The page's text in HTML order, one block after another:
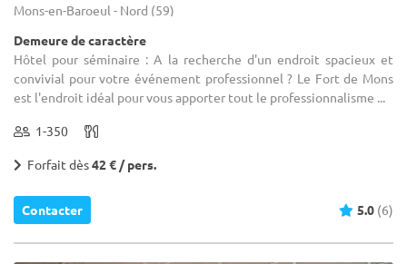
Mons-en-Baroeul - Nord (59)
Demeure de caractère
Hôtel pour séminaire : A la recherche d'un endroit spacieux et
convivial pour votre événement professionnel ? Le Fort de Mons
est l'endroit idéal pour vous apporter tout le professionnalisme ...
1-350
Forfait dès42 € / pers.
Contacter 5.0 (6)